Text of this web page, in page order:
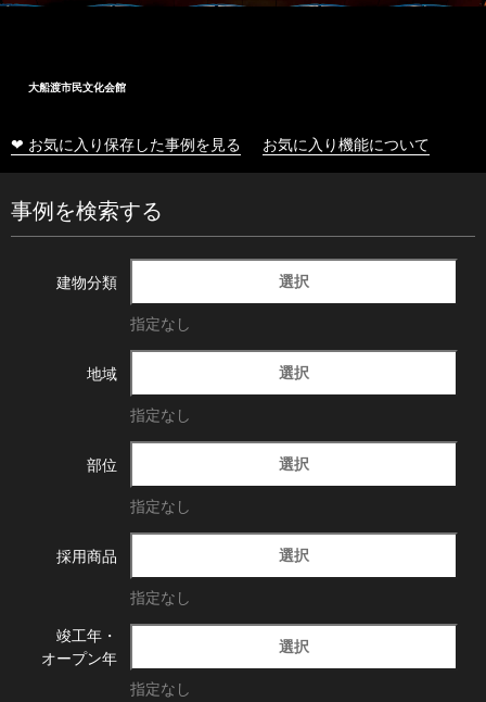
大船渡市民文化会館
❤ お気に入り保存した事例を見る お気に入り機能について
事例を検索する
建物分類 選択
指定なし
地域 選択
指定なし
部位 選択
指定なし
採用商品 選択
指定なし
竣工年・
オープン年
選択
指定なし